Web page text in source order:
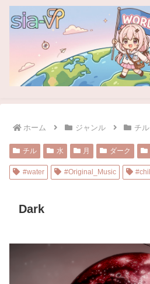
ホーム ジャンル チル
チル 水 月 ダーク
#water #Original_Music #chill
Dark